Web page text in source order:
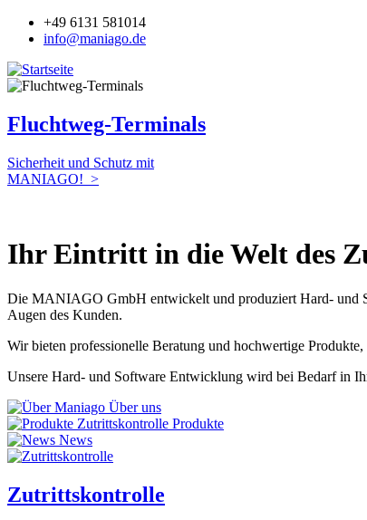
Jump to navigation
+49 6131 581014
info@maniago.de
Fluchtweg-Terminals
Sicherheit und Schutz mit
MANIAGO! >
Ihr Eintritt in die Welt des
Die MANIAGO GmbH entwickelt und produziert Hard- und
Augen des Kunden.
Wir bieten professionelle Beratung und hochwertige
Unsere Hard- und Software Entwicklung wird bei Bedarf in
Über uns
Produkte
News
Zutrittskontrolle